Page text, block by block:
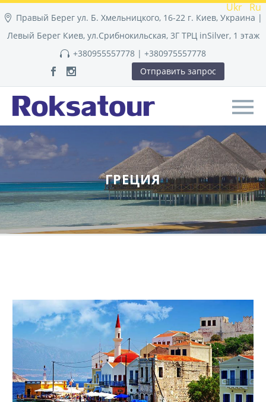
Ukr Ru
Правый Берег ул. Б. Хмельницкого, 16-22 г. Киев, Украина |
Левый Берег Киев, ул.Срибнокильская, 3Г ТРЦ inSilver, 1 этаж
+380955557778 | +380975557778
Отправить запрос
ГРЕЦИЯ